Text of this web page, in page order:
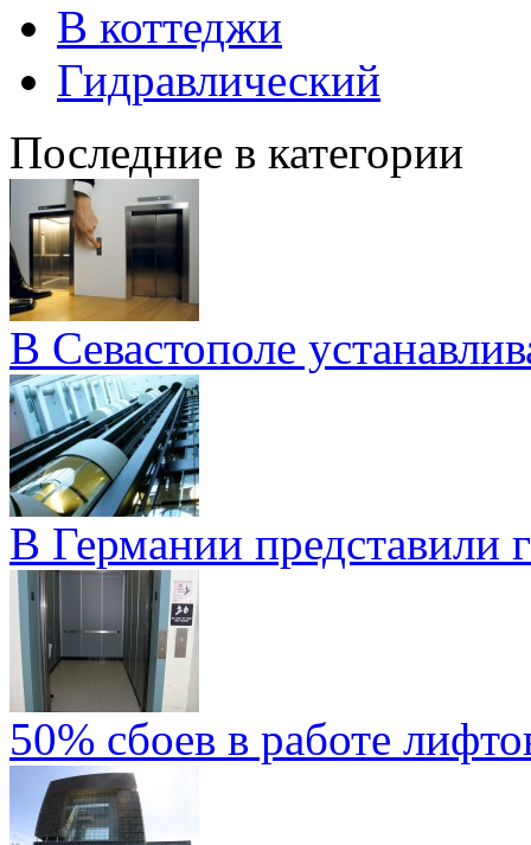
В коттеджи
Гидравлический
Последние в категории
В Севастополе
В Германии представили
50% сбоев в работе